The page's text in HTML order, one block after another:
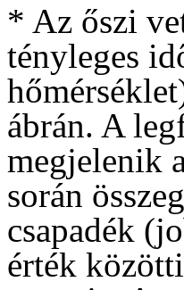
* Az őszi
tényleges
ábrán. A
megjelenik
során
csapadék
érték